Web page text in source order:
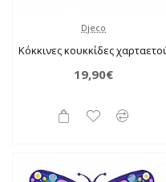
Djeco
Κόκκινες κουκκίδες
19,90€